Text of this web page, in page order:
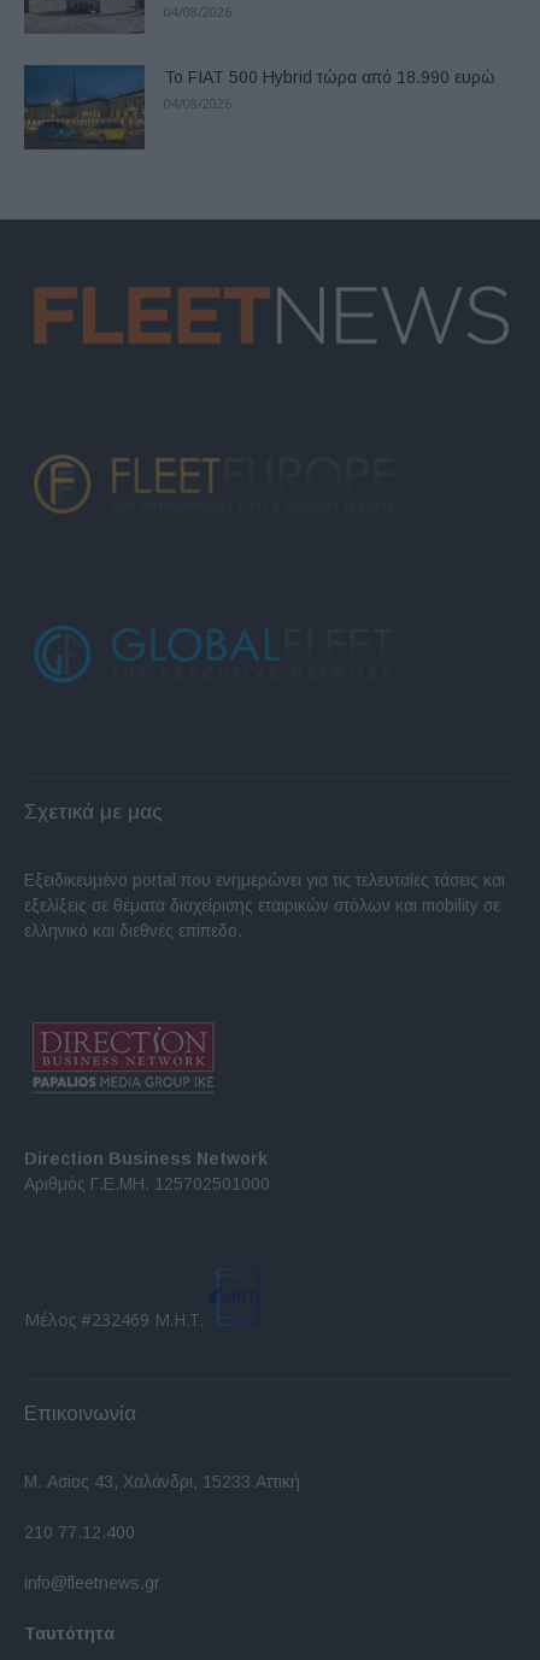
04/08/2026
Το FIAT 500 Hybrid τώρα από 18.990 ευρώ
04/08/2026
Σχετικά με μας
Εξειδικευμένο portal που ενημερώνει για τις τελευταίες τάσεις και
εξελίξεις σε θέματα διαχείρισης εταιρικών στόλων και mobility σε
ελληνικό και διεθνές επίπεδο.
Direction Business Network
Αριθμός Γ.Ε.ΜΗ. 125702501000
Μέλος #232469 Μ.Η.Τ.
Επικοινωνία
Μ. Ασίας 43, Χαλάνδρι, 15233 Αττική
210 77.12.400
info@fleetnews.gr
Ταυτότητα